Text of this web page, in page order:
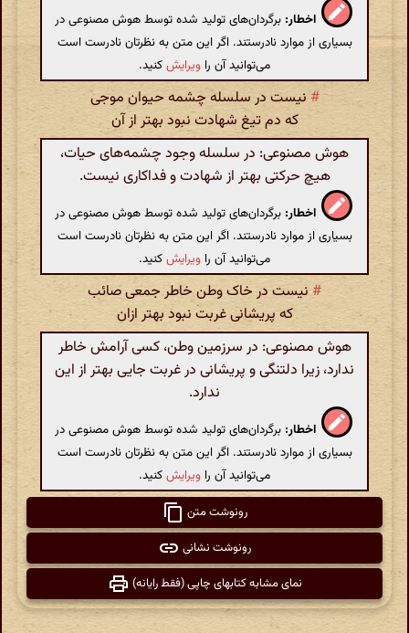
اخطار: برگردان‌های تولید شده توسط هوش مصنوعی در
بسیاری از موارد نادرستند. اگر این متن به نظرتان نادرست است
می‌توانید آن را ویرایشکنید.
#نیست در سلسله چشمه حیوان موجی
که دم تیغ شهادت نبود بهتر از آن
هوش مصنوعی: در سلسله وجود چشمه‌های حیات،
هیچ حرکتی بهتر از شهادت و فداکاری نیست.
اخطار: برگردان‌های تولید شده توسط هوش مصنوعی در
بسیاری از موارد نادرستند. اگر این متن به نظرتان نادرست است
می‌توانید آن را ویرایشکنید.
# نیست در خاک وطن خاطر جمعی صائب
که پریشانی غربت نبود بهتر ازان
هوش مصنوعی: در سرزمین وطن، کسی آرامش خاطر
ندارد، زیرا دلتنگی و پریشانی در غربت جایی بهتر از این
ندارد.
اخطار: برگردان‌های تولید شده توسط هوش مصنوعی در
بسیاری از موارد نادرستند. اگر این متن به نظرتان نادرست است
می‌توانید آن را ویرایشکنید.
رونوشت متن
رونوشت نشانی
نمای مشابه کتابهای چاپی (فقط رایانه)